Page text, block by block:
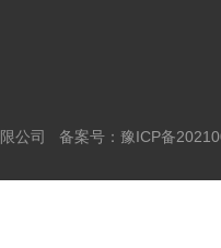
公司 备案号： 豫ICP备